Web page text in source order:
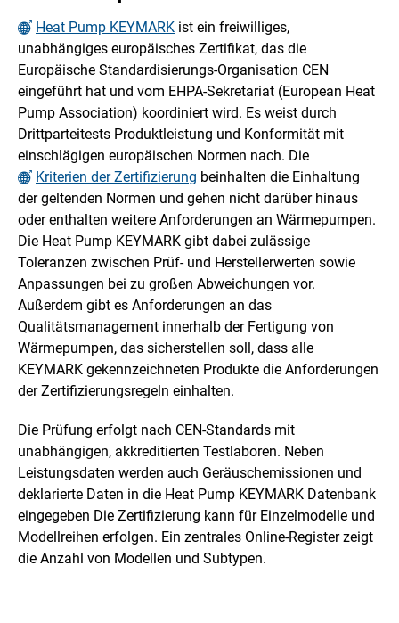
Heat Pump KEYMARK ist ein freiwilliges,
unabhängiges europäisches Zertifikat, das die
Europäische Standardisierungs-Organisation CEN
eingeführt hat und vom EHPA-Sekretariat (European Heat
Pump Association) koordiniert wird. Es weist durch
Drittparteitests Produktleistung und Konformität mit
einschlägigen europäischen Normen nach. Die
Kriterien der Zertifizierung beinhalten die Einhaltung
der geltenden Normen und gehen nicht darüber hinaus
oder enthalten weitere Anforderungen an Wärmepumpen.
Die Heat Pump KEYMARK gibt dabei zulässige
Toleranzen zwischen Prüf- und Herstellerwerten sowie
Anpassungen bei zu großen Abweichungen vor.
Außerdem gibt es Anforderungen an das
Qualitätsmanagement innerhalb der Fertigung von
Wärmepumpen, das sicherstellen soll, dass alle
KEYMARK gekennzeichneten Produkte die Anforderungen
der Zertifizierungsregeln einhalten.
Die Prüfung erfolgt nach CEN-Standards mit
unabhängigen, akkreditierten Testlaboren. Neben
Leistungsdaten werden auch Geräuschemissionen und
deklarierte Daten in die Heat Pump KEYMARK Datenbank
eingegeben Die Zertifizierung kann für Einzelmodelle und
Modellreihen erfolgen. Ein zentrales Online-Register zeigt
die Anzahl von Modellen und Subtypen.